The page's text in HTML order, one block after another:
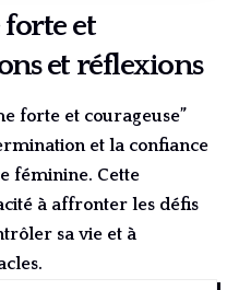
forte et
et réflexions
forte et courageuse”
et la confiance
féminine. Cette
à affronter les défis
sa vie et à